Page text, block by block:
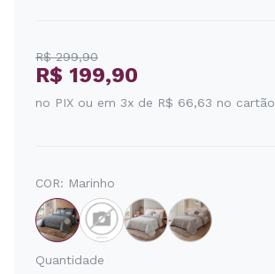
R$ 299,90
R$ 199,90
no PIX ou em 3x de R$ 66,63 no cartão
COR: Marinho
Quantidade